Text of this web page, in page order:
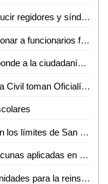
¡Habrá menos! Analiza Congreso reducir regidores y síndicos; reforma entraría en vigor hasta 2030
Carlos Arreola pide investigar y sancionar a funcionarios federales que incumplan con su labor
Interapas está rebasado y ya no responde a la ciudadanía: Luis Fernando Gámez
Pensionados y jubilados de la Guardia Civil toman Oficialía Mayor por incumplimiento de aumento salarial
Coordinan operativos permanentes en los límites de San Luis Potosí y Zacatecas
México rebasa los 8.6 millones de vacunas aplicadas en poco más de un mes
Gobierno estatal impulsa más oportunidades para la reinserción social de mujeres